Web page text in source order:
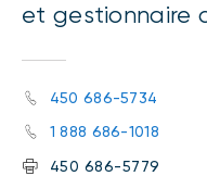
et gestionnaire
450 686-5734
1 888 686-1018
450 686-5779